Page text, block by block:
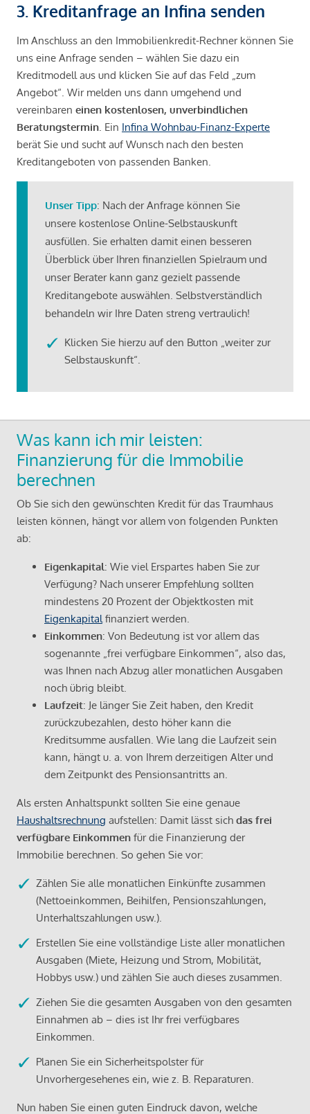
3. Kreditanfrage an Infina senden
Im Anschluss an den Immobilienkredit-Rechner können Sie
uns eine Anfrage senden – wählen Sie dazu ein
Kreditmodell aus und klicken Sie auf das Feld „zum
Angebot“. Wir melden uns dann umgehend und
vereinbaren einen kostenlosen, unverbindlichen
Beratungstermin . Ein Infina Wohnbau-Finanz-Experte
berät Sie und sucht auf Wunsch nach den besten
Kreditangeboten von passenden Banken.
Unser Tipp: Nach der Anfrage können Sie
unsere kostenlose Online-Selbstauskunft
ausfüllen. Sie erhalten damit einen besseren
Überblick über Ihren finanziellen Spielraum und
unser Berater kann ganz gezielt passende
Kreditangebote auswählen. Selbstverständlich
behandeln wir Ihre Daten streng vertraulich!
Klicken Sie hierzu auf den Button „weiter zur
Selbstauskunft“.
Was kann ich mir leisten:
Finanzierung für die Immobilie
berechnen
Ob Sie sich den gewünschten Kredit für das Traumhaus
leisten können, hängt vor allem von folgenden Punkten
ab:
Eigenkapital: Wie viel Erspartes haben Sie zur
Verfügung? Nach unserer Empfehlung sollten
mindestens 20 Prozent der Objektkosten mit
Eigenkapital finanziert werden.
Einkommen: Von Bedeutung ist vor allem das
sogenannte „frei verfügbare Einkommen“, also das,
was Ihnen nach Abzug aller monatlichen Ausgaben
noch übrig bleibt.
Laufzeit: Je länger Sie Zeit haben, den Kredit
zurückzubezahlen, desto höher kann die
Kreditsumme ausfallen. Wie lang die Laufzeit sein
kann, hängt u. a. von Ihrem derzeitigen Alter und
dem Zeitpunkt des Pensionsantritts an.
Als ersten Anhaltspunkt sollten Sie eine genaue
Haushaltsrechnung aufstellen: Damit lässt sich das frei
verfügbare Einkommen für die Finanzierung der
Immobilie berechnen. So gehen Sie vor:
Zählen Sie alle monatlichen Einkünfte zusammen
(Nettoeinkommen, Beihilfen, Pensionszahlungen,
Unterhaltszahlungen usw.).
Erstellen Sie eine vollständige Liste aller monatlichen
Ausgaben (Miete, Heizung und Strom, Mobilität,
Hobbys usw.) und zählen Sie auch dieses zusammen.
Ziehen Sie die gesamten Ausgaben von den gesamten
Einnahmen ab – dies ist Ihr frei verfügbares
Einkommen.
Planen Sie ein Sicherheitspolster für
Unvorhergesehenes ein, wie z. B. Reparaturen.
Nun haben Sie einen guten Eindruck davon, welche